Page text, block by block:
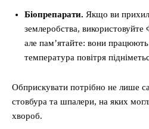
Біопрепарати. Якщо ви
землеробства,
але пам’ятайте: вони
температура повітря
Обприскувати потрібно не лише
стовбура та шпалери, на яких
хвороб.